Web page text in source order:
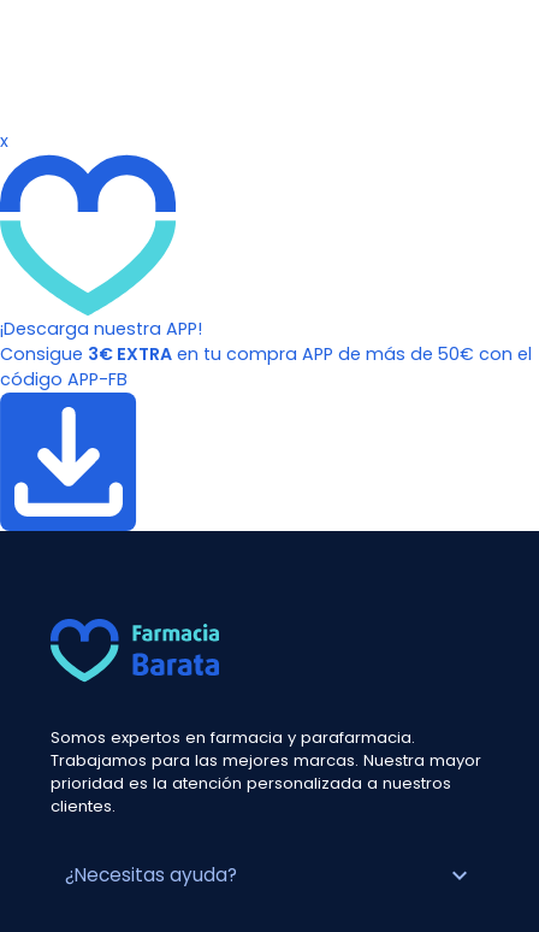
x
¡Descarga nuestra APP!
Consigue 3€ EXTRA en tu compra APP de más de 50€ con el
código APP-FB
Somos expertos en farmacia y parafarmacia.
Trabajamos para las mejores marcas. Nuestra mayor
prioridad es la atención personalizada a nuestros
clientes.
¿Necesitas ayuda? expand_more